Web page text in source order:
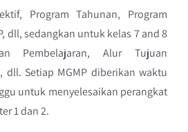
Program Tahunan, Program
dll, sedangkan untuk kelas 7 and 8
Pembelajaran, Alur Tujuan
dll. Setiap MGMP diberikan waktu
untuk menyelesaikan perangkat
1 dan 2.